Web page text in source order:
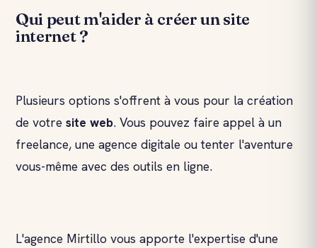
Qui peut m'aider à créer un site
internet ?
Plusieurs options s'offrent à vous pour la création
de votre site web. Vous pouvez faire appel à un
freelance, une agence digitale ou tenter l'aventure
vous-même avec des outils en ligne.
L'agence Mirtillo vous apporte l'expertise d'une